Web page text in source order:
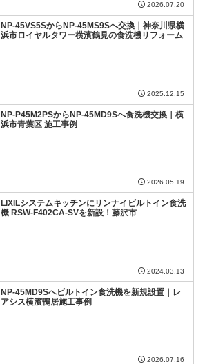
2026.07.20
NP-45VS5SからNP-45MS9Sへ交換｜神奈川県横
浜市ロイヤルタワー横濱鶴見の食洗機リフォーム
2025.12.15
NP-P45M2PSからNP-45MD9Sへ食洗機交換｜横
浜市青葉区 施工事例
2026.05.19
LIXILシステムキッチンにリンナイビルトイン食洗
機 RSW-F402CA-SVを新設！藤沢市
2024.03.13
NP-45MD9Sへビルトイン食洗機を新規設置｜レ
アシス横濱鴨居施工事例
2026.07.16